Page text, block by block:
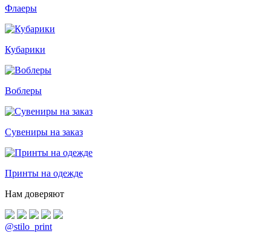
Флаеры
Кубарики
Воблеры
Сувениры на заказ
Принты на одежде
Нам доверяют
@stilo_print